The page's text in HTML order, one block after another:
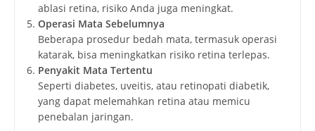
ablasi retina, risiko Anda juga meningkat.
Operasi Mata Sebelumnya
Beberapa prosedur bedah mata, termasuk operasi
katarak, bisa meningkatkan risiko retina terlepas.
Penyakit Mata Tertentu
Seperti diabetes, uveitis, atau retinopati diabetik,
yang dapat melemahkan retina atau memicu
penebalan jaringan.